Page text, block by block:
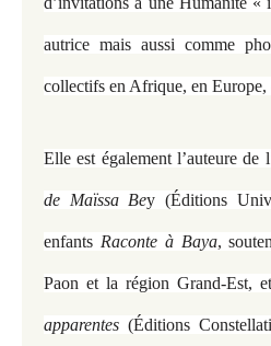
autrice mais aussi comme
collectifs en Afrique, en
Elle est également l’auteure de
de Maïssa Bey (Éditions
enfants Raconte à Baya,
Paon et la région Grand-Est,
apparentes(Éditions